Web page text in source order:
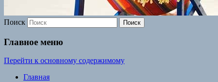
Поиск
Главное меню
Перейти к основному содержимому
Главная